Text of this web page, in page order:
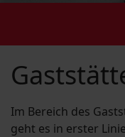
Im Bereich des
geht es in erster